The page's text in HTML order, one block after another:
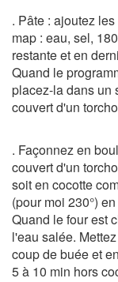
. Pâte : ajoutez
map : eau, sel,
restante et en
Quand le
placez-la dans un
couvert d'un
. Façonnez en
couvert d'un
soit en cocotte
(pour moi 230°)
Quand le four est
l'eau salée.
coup de buée et
5 à 10 min hors